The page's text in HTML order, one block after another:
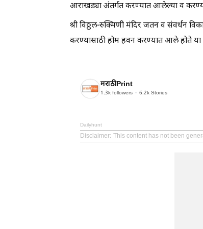
आराखड्या अंतर्गत करण्यात आलेल्या व
श्री विठ्ठल-रुक्मिणी मंदिर जतन व संवर्धन
करण्यासाठी होम हवन करण्यात आले होते या
मराठीPrint
1.3k followers 6.2k Stories
Dailyhunt
Disclaimer: This content has not been